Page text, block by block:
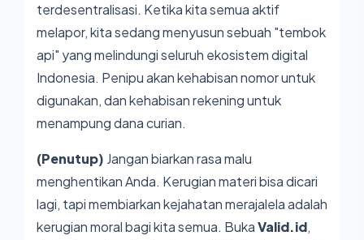
terdesentralisasi. Ketika kita semua aktif
melapor, kita sedang menyusun sebuah "tembok
api" yang melindungi seluruh ekosistem digital
Indonesia. Penipu akan kehabisan nomor untuk
digunakan, dan kehabisan rekening untuk
menampung dana curian.
(Penutup) Jangan biarkan rasa malu
menghentikan Anda. Kerugian materi bisa dicari
lagi, tapi membiarkan kejahatan merajalela adalah
kerugian moral bagi kita semua. BukaValid.id,